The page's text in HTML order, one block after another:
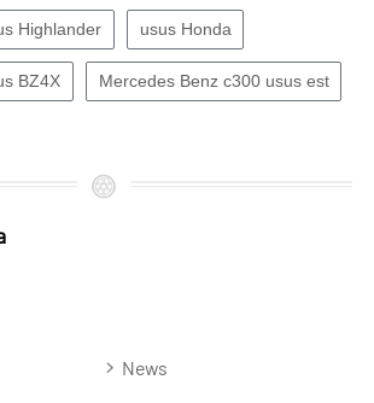
Highlander usus Honda
BZ4X Mercedes Benz c300 usus est
News